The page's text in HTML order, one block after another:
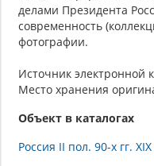
делами Президента
современность
фотографии.
Источник электронной
Место хранения
Объект в каталогах
Россия II пол. 90-х гг.